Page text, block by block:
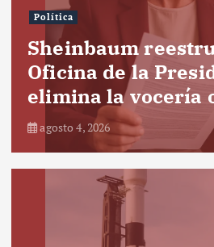
Política
Sheinbaum
Oficina de la
elimina la vocería
agosto 4, 2026